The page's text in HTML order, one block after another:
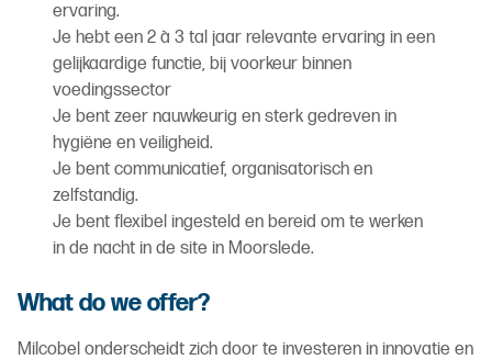
ervaring.
Je hebt een 2 à 3 tal jaar relevante ervaring in een
gelijkaardige functie, bij voorkeur binnen
voedingssector
Je bent zeer nauwkeurig en sterk gedreven in
hygiëne en veiligheid.
Je bent communicatief, organisatorisch en
zelfstandig.
Je bent flexibel ingesteld en bereid om te werken
in de nacht in de site in Moorslede.
What do we offer?
Milcobel onderscheidt zich door te investeren in innovatie en